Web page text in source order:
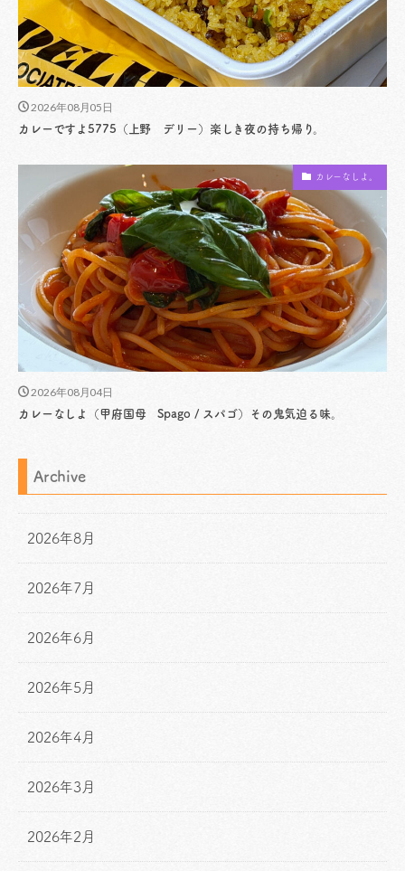
2026年08月05日
カレーですよ5775（上野 デリー）楽しき夜の持ち帰り。
カレーなしよ。
2026年08月04日
カレーなしよ（甲府国母 Spago / スパゴ）その鬼気迫る味。
Archive
2026年8月
2026年7月
2026年6月
2026年5月
2026年4月
2026年3月
2026年2月